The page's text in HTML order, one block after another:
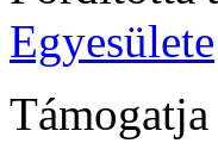
Egyesülete
Támogatja